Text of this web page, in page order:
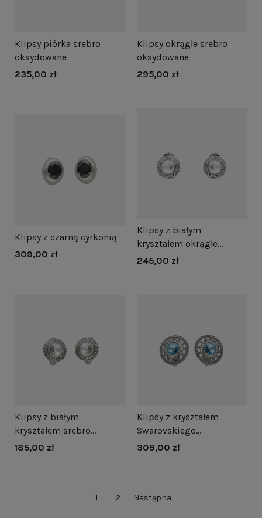
Klipsy piórka srebro
oksydowane
235,00 zł
Klipsy okrągłe srebro
oksydowane
295,00 zł
Klipsy z czarną cyrkonią
309,00 zł
Klipsy z białym
kryształem okrągłe
srebro
245,00 zł
Klipsy z białym
kryształem srebro
oksydowane
185,00 zł
Klipsy z kryształem
Swarovskiego
Aquamarine
309,00 zł
1 2 Następna